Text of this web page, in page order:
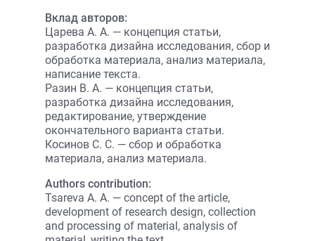
Вклад авторов:
Царева А. А. — концепция статьи,
разработка дизайна исследования, сбор и
обработка материала, анализ материала,
написание текста.
Разин В. А. — концепция статьи,
разработка дизайна исследования,
редактирование, утверждение
окончательного варианта статьи.
Косинов С. С. — cбор и обработка
материала, анализ материала.
Authors contribution:
Tsareva A. A. — concept of the article,
development of research design, collection
and processing of material, analysis of